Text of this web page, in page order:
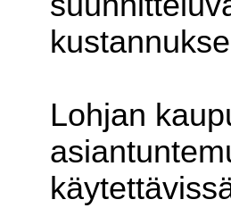
Lohjan